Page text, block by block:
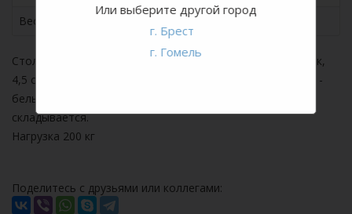
Вес, кг
8,5
Стол прямоугольный 90*90*74* см. Столешница: пластик,
4,5 см. Каркас - металлическая труба 25*1 мм. Упаковка -
белый картон, по 1 шт. в коробке. Столешница
складывается.
Нагрузка 200 кг
Поделитесь с друзьями или коллегами:
Или выберите другой город
г. Брест
г. Гомель